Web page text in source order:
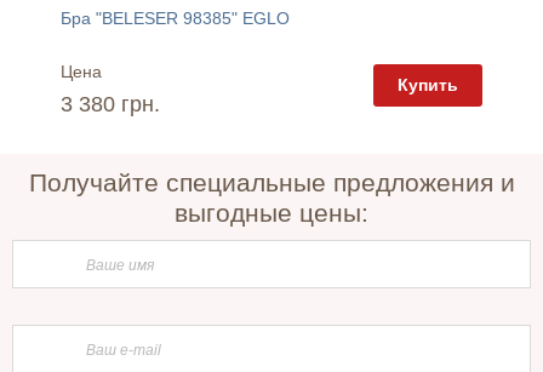
Бра "BELESER 98385" EGLO
Цена
3 380 грн.
Купить
Получайте специальные предложения и
выгодные цены: